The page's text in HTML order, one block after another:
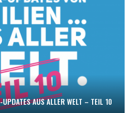
AUS ALLER WELT – TEIL 10